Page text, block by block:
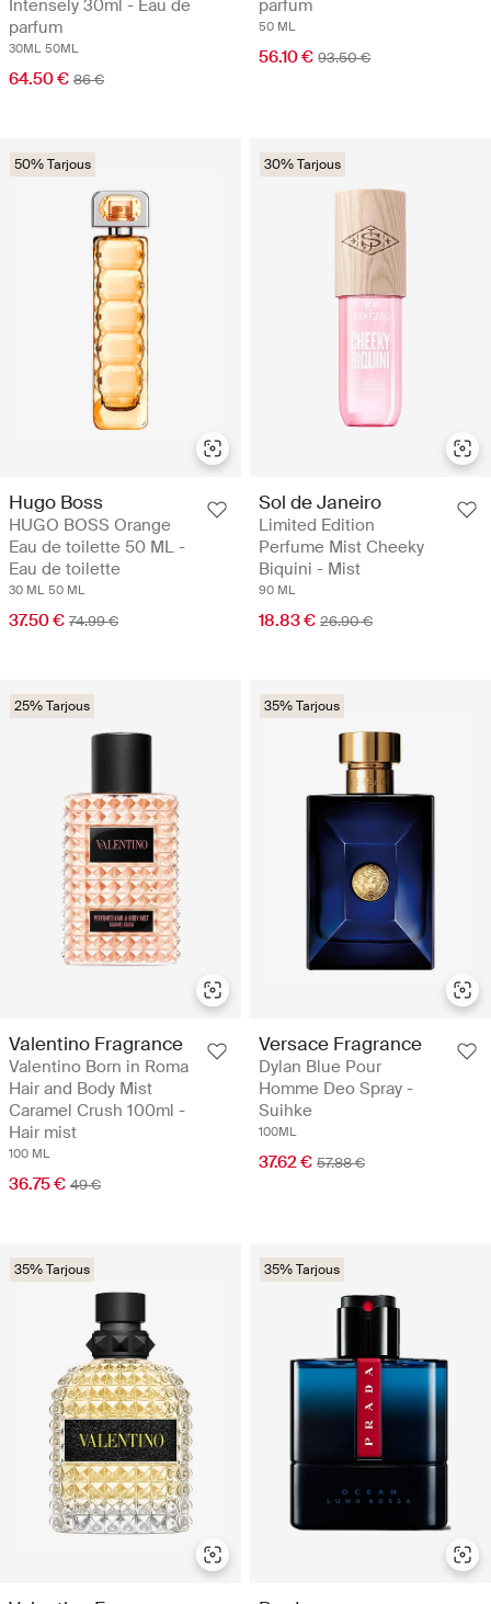
Intensely 30ml - Eau de
parfum
30ML 50ML
64.50 € 86 €
parfum
50 ML
56.10 € 93.50 €
50% Tarjous
Hugo Boss
HUGO BOSS Orange
Eau de toilette 50 ML -
Eau de toilette
30 ML 50 ML
37.50 € 74.99 €
30% Tarjous
Sol de Janeiro
Limited Edition
Perfume Mist Cheeky
Biquini - Mist
90 ML
18.83 € 26.90 €
25% Tarjous
Valentino Fragrance
Valentino Born in Roma
Hair and Body Mist
Caramel Crush 100ml -
Hair mist
100 ML
36.75 € 49 €
35% Tarjous
Versace Fragrance
Dylan Blue Pour
Homme Deo Spray -
Suihke
100ML
37.62 € 57.88 €
35% Tarjous 35% Tarjous